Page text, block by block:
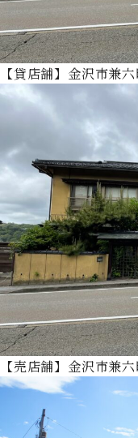
【貸店舗】金沢市兼
【売店舗】金沢市兼